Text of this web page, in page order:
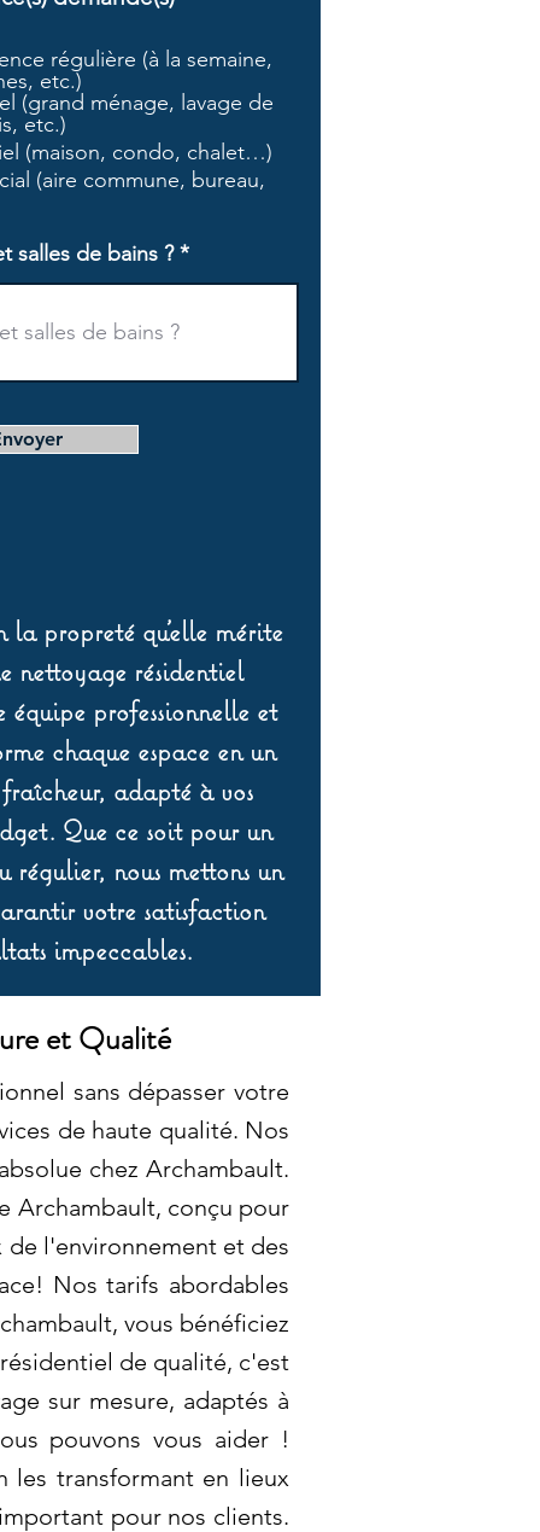
i
a
o
i
régulière (à la semaine,
etc.)
(grand ménage, lavage de
etc.)
(maison, condo, chalet…)
(aire commune, bureau,
salles de bains ?
propreté qu’elle mérite
nettoyage résidentiel
professionnelle et
chaque espace en un
adapté à vos
Que ce soit pour un
régulier, nous mettons un
votre satisfaction
impeccables.
et Qualité
sans dépasser votre
de haute qualité. Nos
chez Archambault.
Archambault, conçu pour
l'environnement et des
Nos tarifs abordables
vous bénéficiez
de qualité, c'est
sur mesure, adaptés à
pouvons vous aider !
les transformant en lieux
pour nos clients.